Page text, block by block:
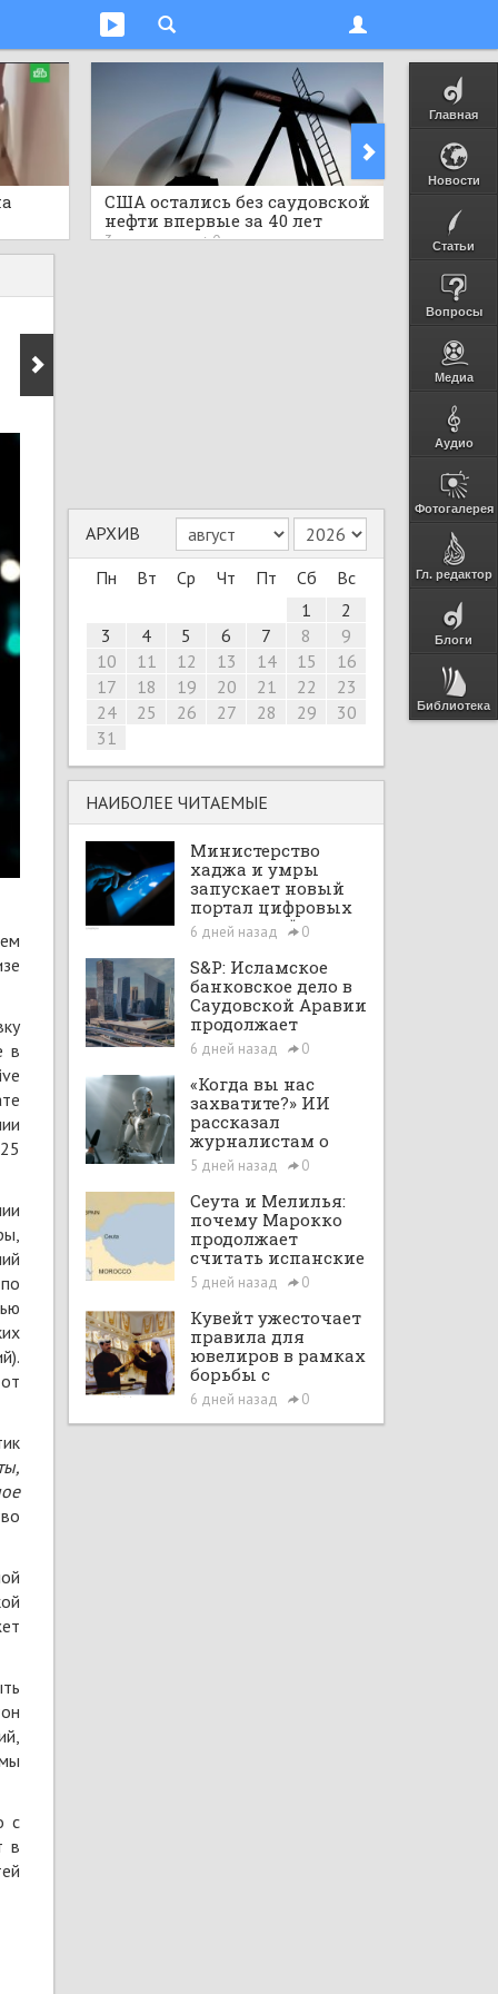
Главная
Новости
Статьи
Вопросы
Медиа
Аудио
Фотогалерея
Гл. редактор
Блоги
Библиотека
США остались без саудовской
нефти впервые за 40 лет
3 часа назад 0 3 часа
в
с
в
АРХИВ
Пн
Вт Ср Чт Пт Сб
Вс
1
2
3
4 5 6 7 8
9
10
11 12 13 14 15
16
17
18 19 20 21 22
23
24
25 26 27 28 29
30
31
НАИБОЛЕЕ ЧИТАЕМЫЕ
Министерство
хаджа и умры
запускает новый
портал цифровых
интеграций
6 дней назад 0
S&P: Исламское
банковское дело в
Саудовской Аравии
продолжает
расширяться при
поддержке Vision
2030 и рыночных
реформ
6 дней назад 0
«Когда вы нас
захватите?» ИИ
рассказал
журналистам о
планах по
покорению мира в
большом интервью
с ChatGPT
5 дней назад 0
Сеута и Мелилья:
почему Марокко
продолжает
считать испанские
анклавы своими
территориями
5 дней назад 0
Кувейт ужесточает
правила для
ювелиров в рамках
борьбы с
отмыванием денег
6 дней назад 0